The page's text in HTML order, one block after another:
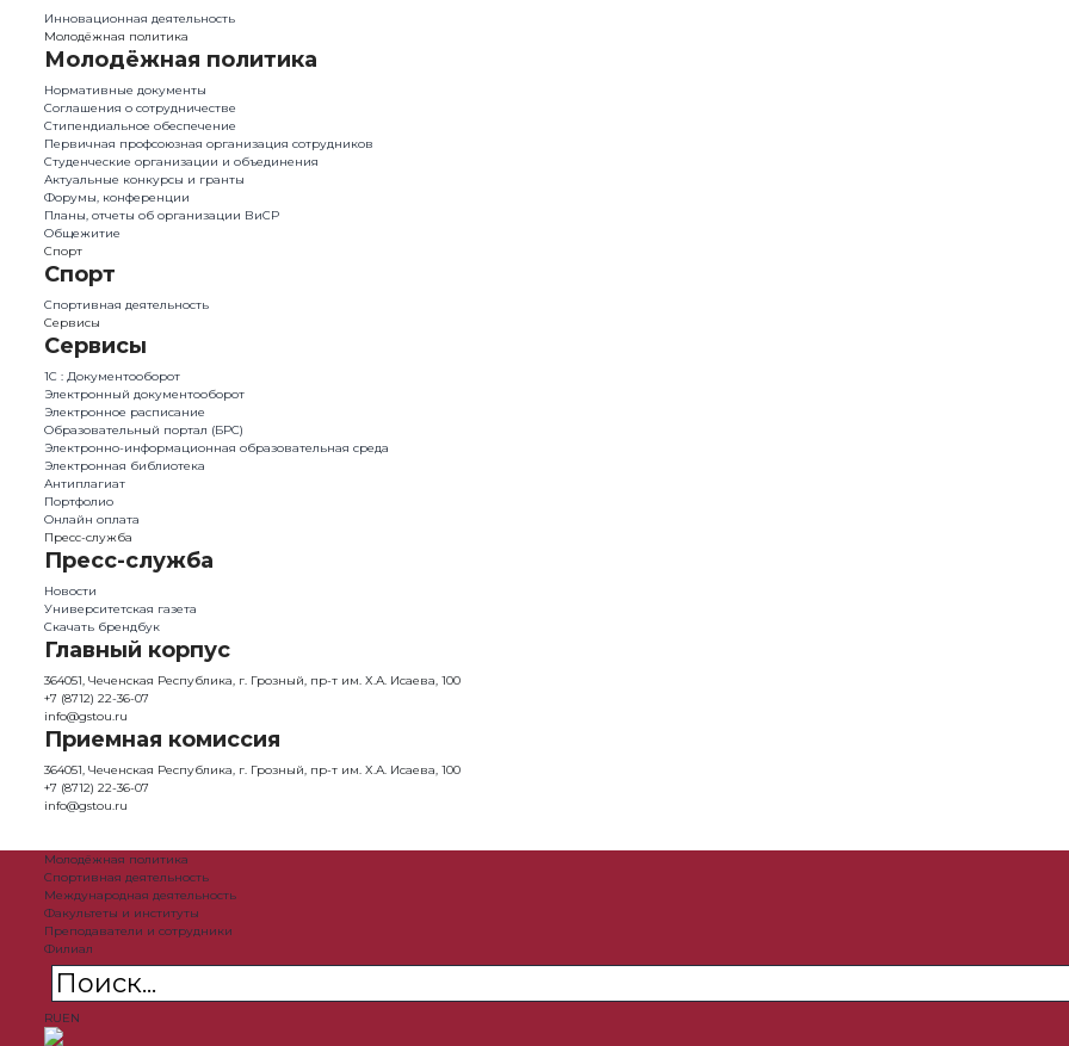
Инновационная деятельность
Молодёжная политика
Молодёжная политика
Нормативные документы
Соглашения о сотрудничестве
Стипендиальное обеспечение
Первичная профсоюзная организация сотрудников
Студенческие организации и объединения
Актуальные конкурсы и гранты
Форумы, конференции
Планы, отчеты об организации ВиСР
Общежитие
Спорт
Спорт
Спортивная деятельность
Сервисы
Сервисы
1С : Документооборот
Электронный документооборот
Электронное расписание
Образовательный портал (БРС)
Электронно-информационная образовательная среда
Электронная библиотека
Антиплагиат
Портфолио
Онлайн оплата
Пресс-служба
Пресс-служба
Новости
Университетская газета
Скачать брендбук
Главный корпус
364051, Чеченская Республика, г. Грозный, пр-т им. Х.А. Исаева, 100
+7 (8712) 22-36-07
info@gstou.ru
Приемная комиссия
364051, Чеченская Республика, г. Грозный, пр-т им. Х.А. Исаева, 100
+7 (8712) 22-36-07
info@gstou.ru
Молодёжная политика
Спортивная деятельность
Международная деятельность
Факультеты и институты
Преподаватели и сотрудники
Филиал
RUEN